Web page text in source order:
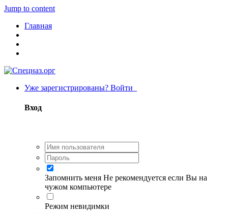
Jump to content
Главная
Уже зарегистрированы? Войти
Вход
Запомнить меня Не рекомендуется если Вы на
чужом компьютере
Режим невидимки